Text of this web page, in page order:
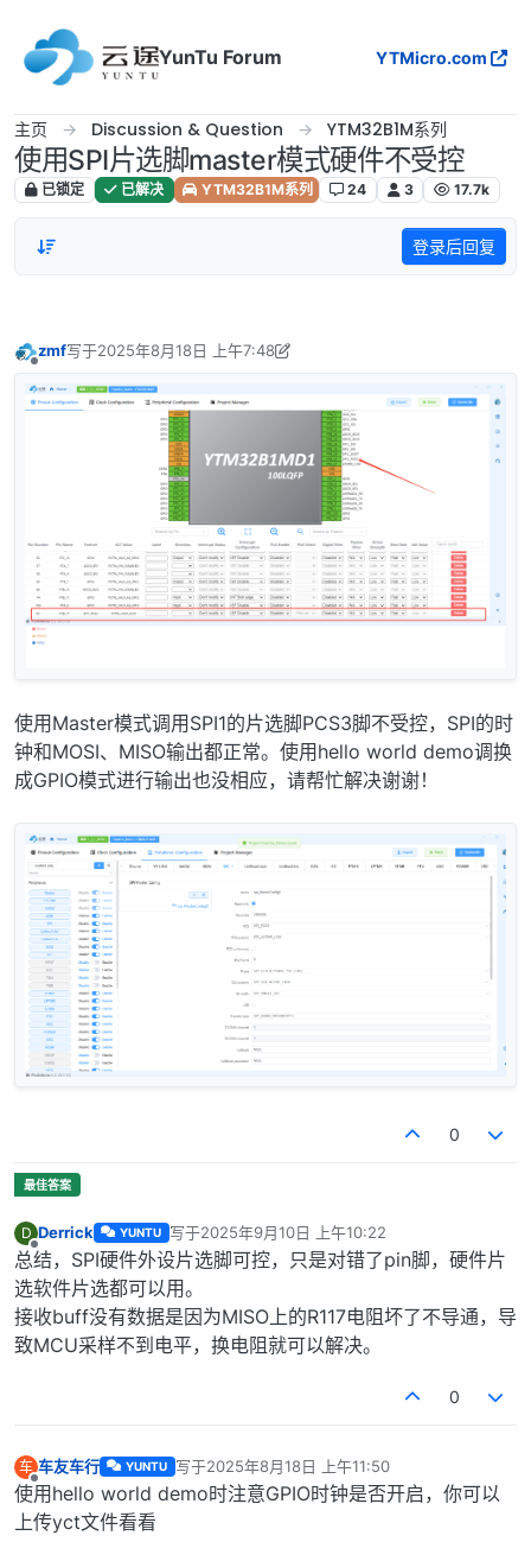
YunTu Forum
YTMicro.com
主页 Discussion & Question YTM32B1M系列
使用SPI片选脚master模式硬件不受控
已锁定 已解决 YTM32B1M系列 24 3 17.7k
登录后回复
zmf写于2025年8月18日 上午7:48
最后由 Frankie 编辑 2025年9月9日 上午11:23
使用Master模式调用SPI1的片选脚PCS3脚不受控，SPI的时
钟和MOSI、MISO输出都正常。使用hello world demo调换
成GPIO模式进行输出也没相应，请帮忙解决谢谢！
0
D
离线
Derrick YUNTU 写于2025年9月10日 上午10:22
最后由 编辑
总结，SPI硬件外设片选脚可控，只是对错了pin脚，硬件片
选软件片选都可以用。
接收buff没有数据是因为MISO上的R117电阻坏了不导通，导
致MCU采样不到电平，换电阻就可以解决。
0
车
离线
车友车行 YUNTU 写于2025年8月18日 上午11:50
最后由 编辑
使用hello world demo时注意GPIO时钟是否开启，你可以
上传yct文件看看